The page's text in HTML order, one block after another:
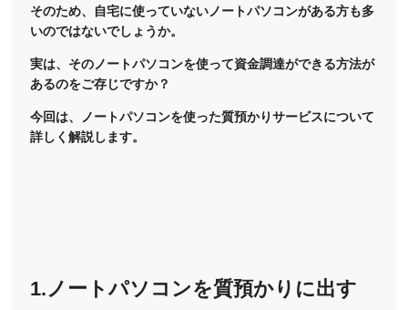
そのため、自宅に使っていないノートパソコンがある方も多
いのではないでしょうか。
実は、そのノートパソコンを使って資金調達ができる方法が
あるのをご存じですか？
今回は、ノートパソコンを使った質預かりサービスについて
詳しく解説します。
1.ノートパソコンを質預かりに出す